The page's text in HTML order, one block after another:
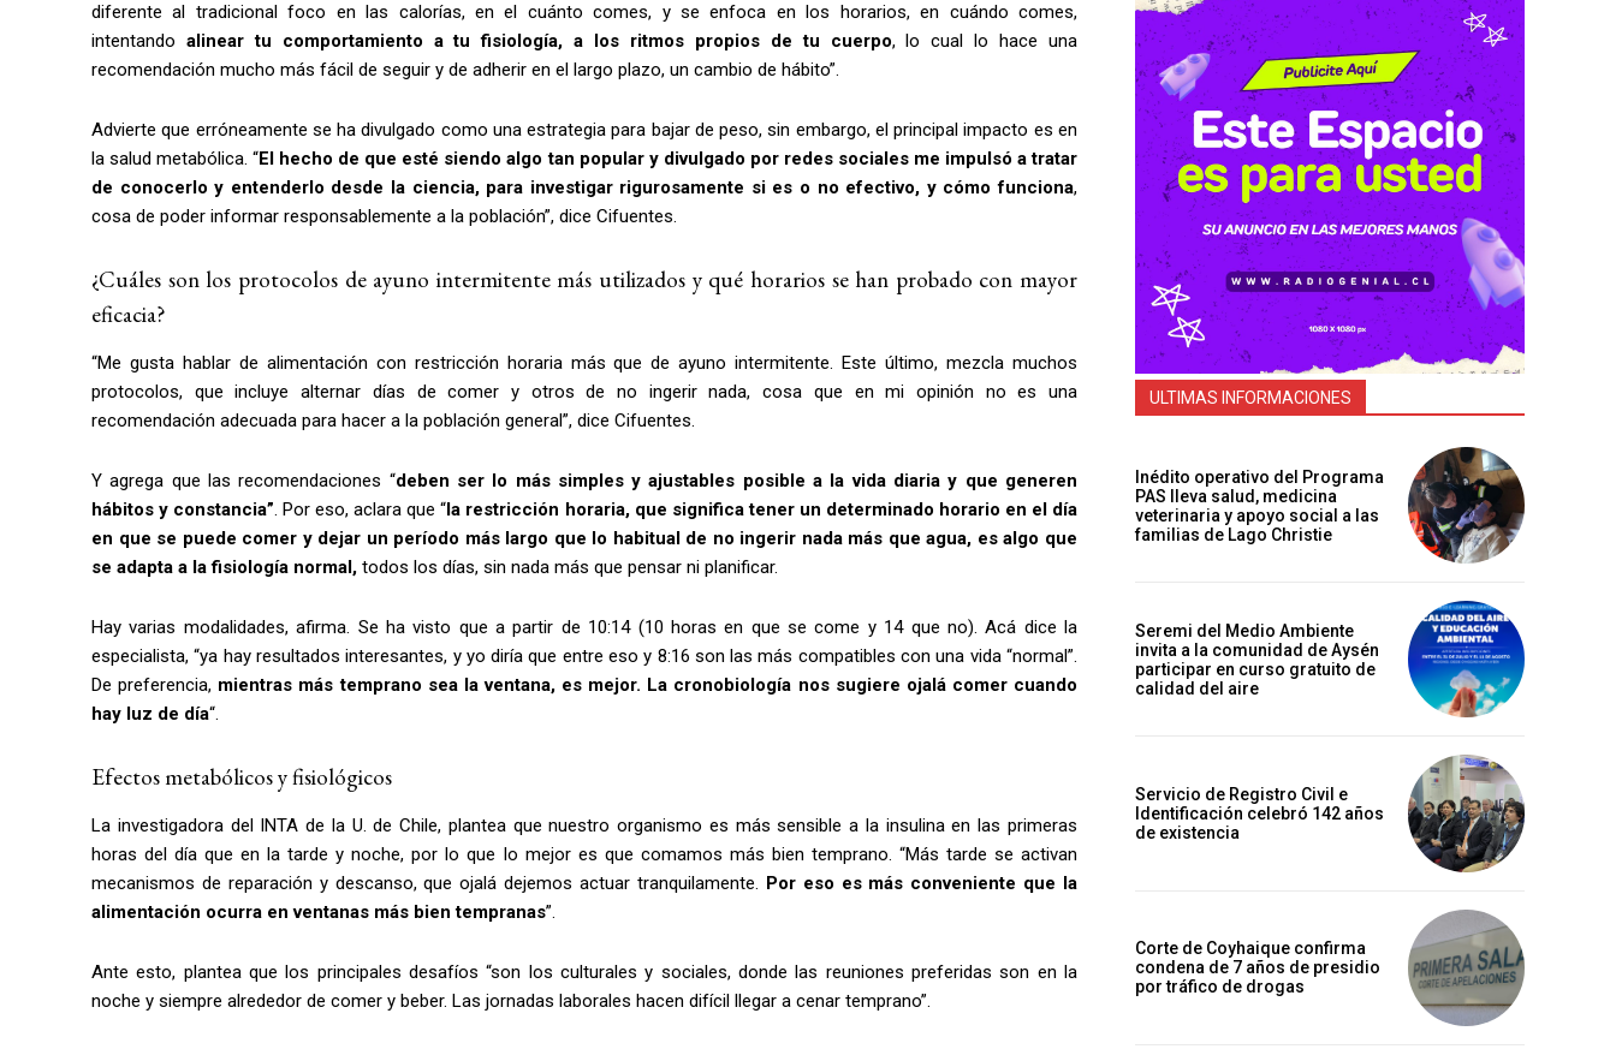
diferente al tradicional foco en las calorías, en el cuánto comes, y se enfoca en los horarios, en cuándo comes,
intentando alinear tu comportamiento a tu fisiología, a los ritmos propios de tu cuerpo, lo cual lo hace una
recomendación mucho más fácil de seguir y de adherir en el largo plazo, un cambio de hábito”.
Advierte que erróneamente se ha divulgado como una estrategia para bajar de peso, sin embargo, el principal impacto es en
la salud metabólica. “El hecho de que esté siendo algo tan popular y divulgado por redes sociales me impulsó a tratar
de conocerlo y entenderlo desde la ciencia, para investigar rigurosamente si es o no efectivo, y cómo funciona,
cosa de poder informar responsablemente a la población”, dice Cifuentes.
¿Cuáles son los protocolos de ayuno intermitente más utilizados y qué horarios se han probado con mayor
eficacia?
“Me gusta hablar de alimentación con restricción horaria más que de ayuno intermitente. Este último, mezcla muchos
protocolos, que incluye alternar días de comer y otros de no ingerir nada, cosa que en mi opinión no es una
recomendación adecuada para hacer a la población general”, dice Cifuentes.
Y agrega que las recomendaciones “deben ser lo más simples y ajustables posible a la vida diaria y que generen
hábitos y constancia”. Por eso, aclara que “la restricción horaria, que significa tener un determinado horario en el día
en que se puede comer y dejar un período más largo que lo habitual de no ingerir nada más que agua, es algo que
se adapta a la fisiología normal, todos los días, sin nada más que pensar ni planificar.
Hay varias modalidades, afirma. Se ha visto que a partir de 10:14 (10 horas en que se come y 14 que no). Acá dice la
especialista, “ya hay resultados interesantes, y yo diría que entre eso y 8:16 son las más compatibles con una vida “normal”.
De preferencia, mientras más temprano sea la ventana, es mejor. La cronobiología nos sugiere ojalá comer cuando
hay luz de día“.
Efectos metabólicos y fisiológicos
La investigadora del INTA de la U. de Chile, plantea que nuestro organismo es más sensible a la insulina en las primeras
horas del día que en la tarde y noche, por lo que lo mejor es que comamos más bien temprano. “Más tarde se activan
mecanismos de reparación y descanso, que ojalá dejemos actuar tranquilamente. Por eso es más conveniente que la
alimentación ocurra en ventanas más bien tempranas”.
Ante esto, plantea que los principales desafíos “son los culturales y sociales, donde las reuniones preferidas son en la
noche y siempre alrededor de comer y beber. Las jornadas laborales hacen difícil llegar a cenar temprano”.
ULTIMAS INFORMACIONES
Inédito operativo del Programa
PAS lleva salud, medicina
veterinaria y apoyo social a las
familias de Lago Christie
Seremi del Medio Ambiente
invita a la comunidad de Aysén
participar en curso gratuito de
calidad del aire
Servicio de Registro Civil e
Identificación celebró 142 años
de existencia
Corte de Coyhaique confirma
condena de 7 años de presidio
por tráfico de drogas